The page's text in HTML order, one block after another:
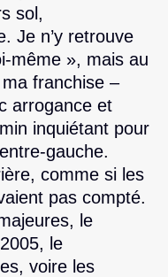
sol,
Je n’y retrouve
même », mais au
franchise –
arrogance et
inquiétant pour
gauche.
comme si les
pas compté.
le
le
voire les